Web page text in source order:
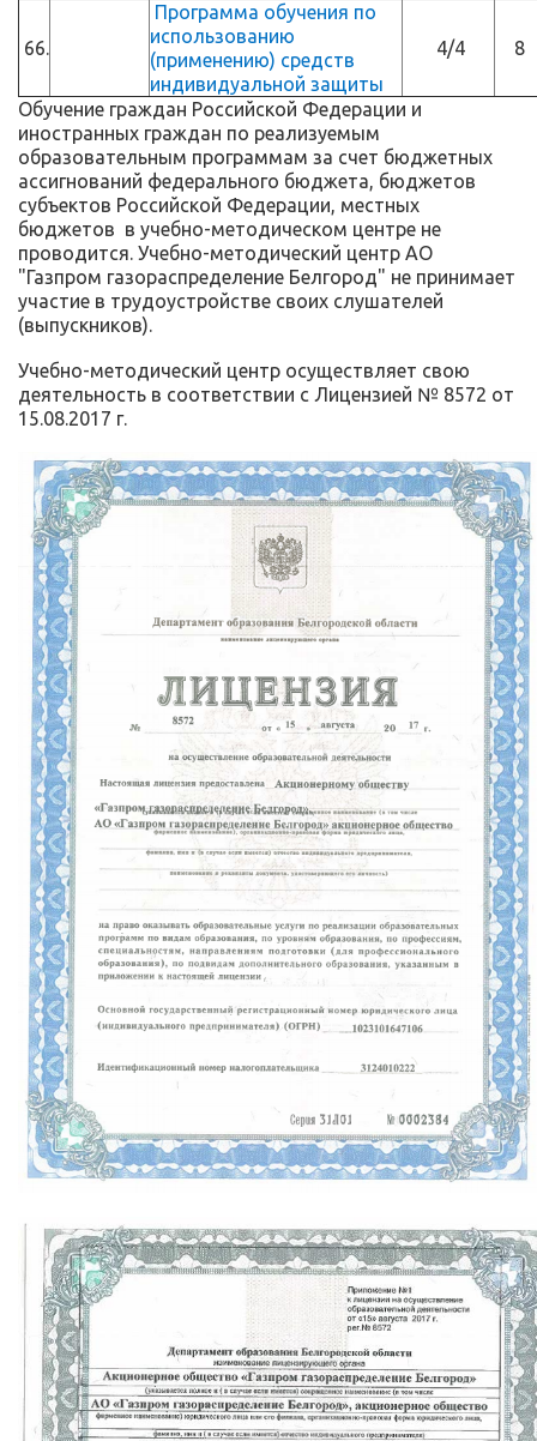
66.
Программа обучения по
использованию
(применению) средств
индивидуальной защиты
4/4 8
Обучение граждан Российской Федерации и
иностранных граждан по реализуемым
образовательным программам за счет бюджетных
ассигнований федерального бюджета, бюджетов
субъектов Российской Федерации, местных
бюджетов в учебно-методическом центре не
проводится. Учебно-методический центр АО
"Газпром газораспределение Белгород" не принимает
участие в трудоустройстве своих слушателей
(выпускников).
Учебно-методический центр осуществляет свою
деятельность в соответствии с Лицензией № 8572 от
15.08.2017 г.